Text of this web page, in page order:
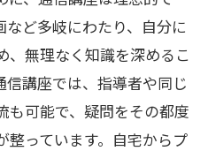
ラピスト通信講座で学
入を向上させるテクニ
ど多岐にわたり、自分に
、無理なく知識を深めるこ
信講座では、指導者や同じ
も可能で、疑問をその都度
整っています。自宅からプ